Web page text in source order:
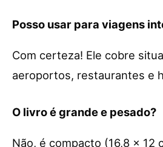
Posso usar para viagens
Com certeza! Ele cobre
aeroportos, restaurantes e
O livro é grande e pesado?
Não, é compacto (16,8 x 12